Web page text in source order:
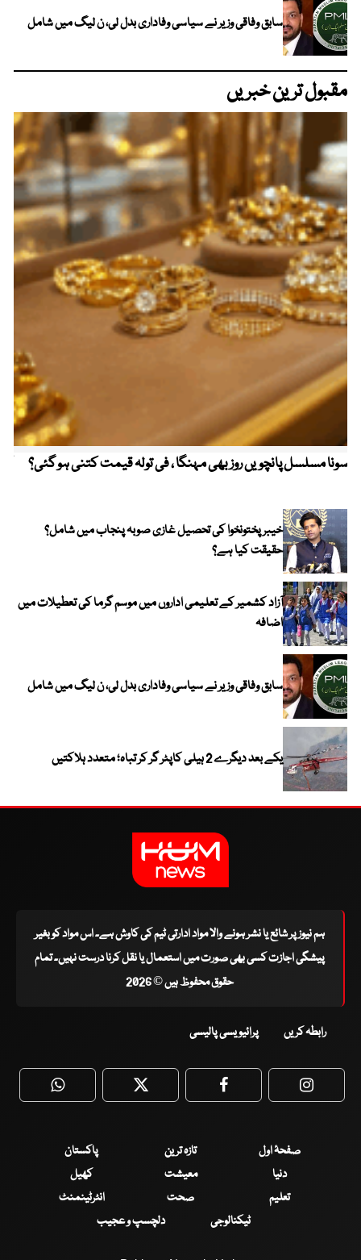
سابق وفاقی وزیر نے سیاسی وفاداری بدل لی، ن لیگ میں شامل
مقبول ترین خبریں
سونا مسلسل پانچویں روز بھی مہنگا ، فی تولہ قیمت کتنی ہو گئی؟
خیبر پختونخوا کی تحصیل غازی صوبہ پنجاب میں شامل؟
حقیقت کیا ہے؟
آزاد کشمیر کے تعلیمی اداروں میں موسم گرما کی تعطیلات میں
اضافہ
سابق وفاقی وزیر نے سیاسی وفاداری بدل لی، ن لیگ میں شامل
یکے بعد دیگرے 2 ہیلی کاپٹر گر کر تباہ؛ متعدد ہلاکتیں
ہم نیوز پر شائع یا نشر ہونے والا مواد ادارتی ٹیم کی کاوش ہے۔ اس مواد کو بغیر
پیشگی اجازت کسی بھی صورت میں استعمال یا نقل کرنا درست نہیں۔ تمام
حقوق محفوظ ہیں © 2026
رابطہ کریں پرائیویسی پالیسی
WhatsApp Twitter Facebook
صفحۂ اول تازہ ترین
پاکستان
دنیا
معیشت
کھیل
تعلیم
صحت
انٹرٹینمنٹ
ٹیکنالوجی
دلچسپ و عجیب